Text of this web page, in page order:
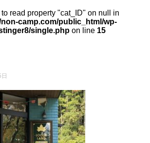
to read property "cat_ID" on null in
camp.com/public_html/wp-
single.php on line 15